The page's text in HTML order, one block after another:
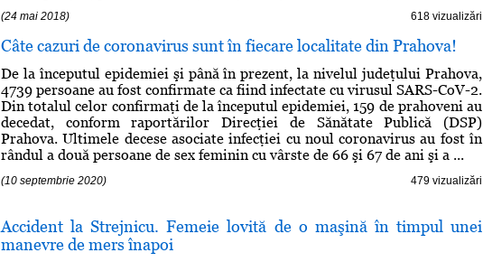
(24 mai 2018) 618 vizualizări
Câte cazuri de coronavirus sunt în fiecare localitate din Prahova!
De la începutul epidemiei şi până în prezent, la nivelul judeţului Prahova,
4739 persoane au fost confirmate ca fiind infectate cu virusul SARS-CoV-2.
Din totalul celor confirmaţi de la începutul epidemiei, 159 de prahoveni au
decedat, conform raportărilor Direcţiei de Sănătate Publică (DSP)
Prahova. Ultimele decese asociate infecţiei cu noul coronavirus au fost în
rândul a două persoane de sex feminin cu vârste de 66 şi 67 de ani şi a ...
(10 septembrie 2020) 479 vizualizări
Accident la Strejnicu. Femeie lovită de o maşină în timpul unei
manevre de mers înapoi